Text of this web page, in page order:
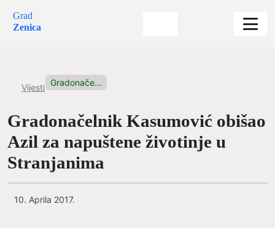
Grad
Zenica
Vijesti Gradonačelnik Kasumović obišao Azil za...
Gradonačelnik Kasumović obišao
Azil za napuštene životinje u
Stranjanima
10. Aprila 2017.